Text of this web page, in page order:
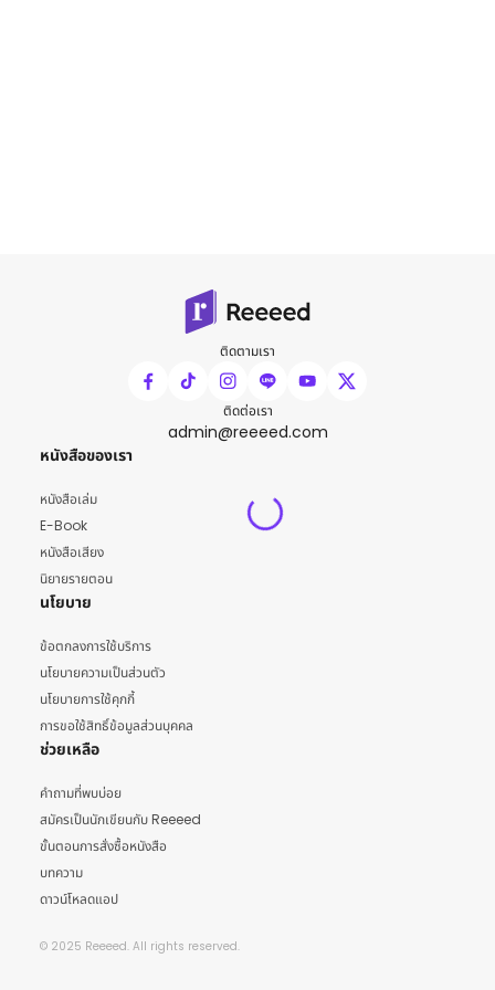
ติดตามเรา
ติดต่อเรา
admin@reeeed.com
หนังสือของเรา
หนังสือเล่ม
E-Book
หนังสือเสียง
นิยายรายตอน
นโยบาย
ข้อตกลงการใช้บริการ
นโยบายความเป็นส่วนตัว
นโยบายการใช้คุกกี้
การขอใช้สิทธิ์ข้อมูลส่วนบุคคล
ช่วยเหลือ
คำถามที่พบบ่อย
สมัครเป็นนักเขียนกับ Reeeed
ขั้นตอนการสั่งซื้อหนังสือ
บทความ
ดาวน์โหลดแอป
© 2025 Reeeed. All rights reserved.